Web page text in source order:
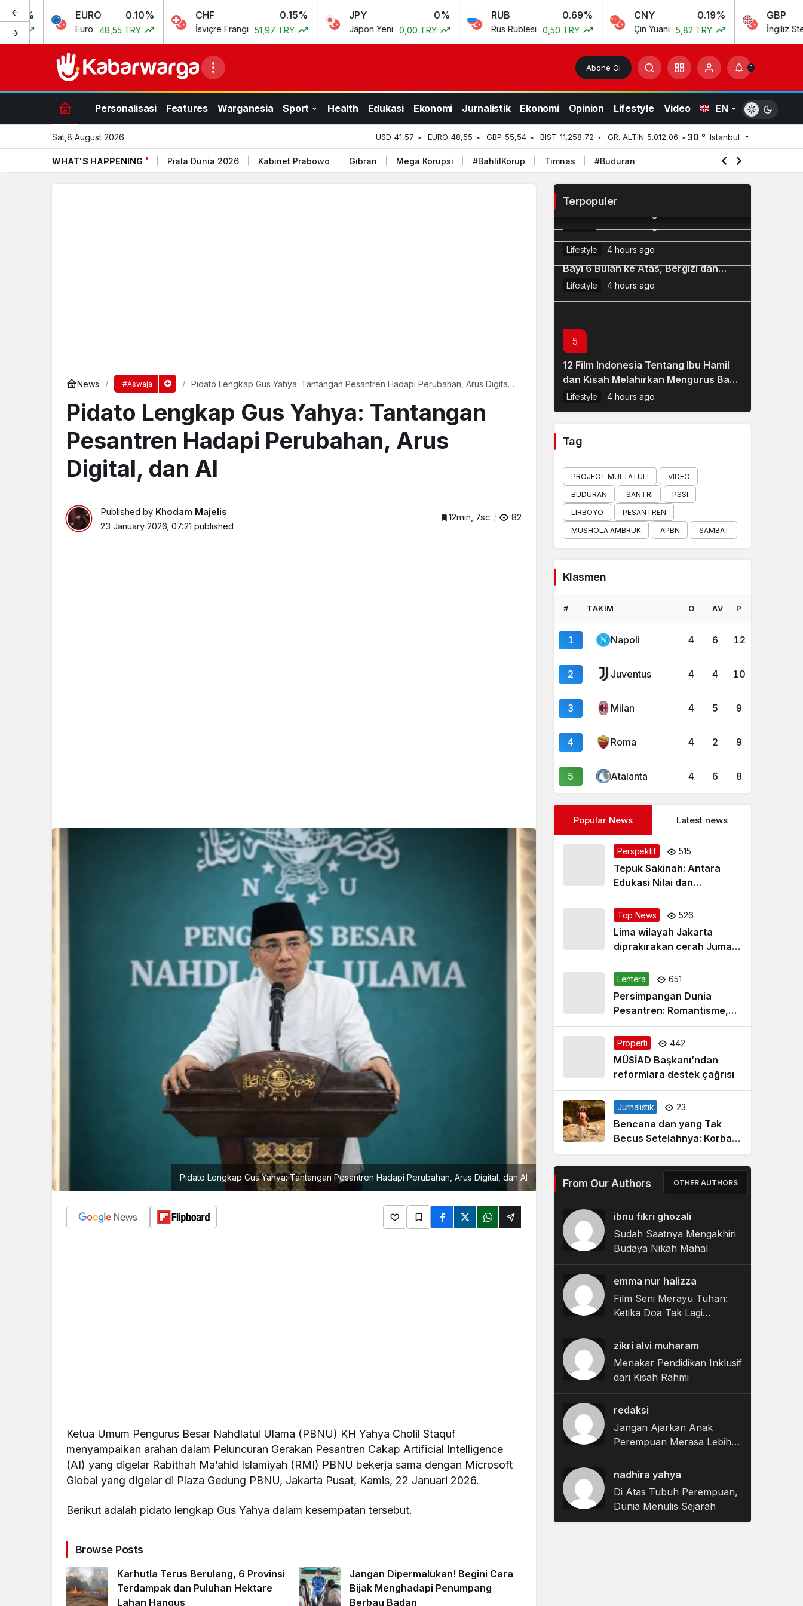
EURO 0.10%
Euro 48,55 TRY
CHF
İsviçre Frangı 51,97 TRY
JPY
Japon Yeni 0,00 TRY
RUB
Rus Rublesi 0,50 TRY
CNY 0.19%
Çin Yuanı 5,82 TRY
GBP
İngiliz Sterlini
Abone Ol 0
Personalisasi Features Warganesia Sport Health Edukasi Ekonomi Jurnalistik Ekonomi Opinion Lifestyle Video EN
Sat,8 August 2026 USD 41,57 EURO 48,55 GBP 55,54 BIST 11.258,72 GR. ALTIN 5.012,06 30 ° Istanbul
WHAT'S HAPPENING Piala Dunia 2026 Kabinet Prabowo Gibran Mega Korupsi #BahlilKorup Timnas #Buduran
News #Aswaja
Pidato Lengkap Gus Yahya: Tantangan Pesantren Hadapi Perubahan, Arus Digital,
Pidato Lengkap Gus Yahya: Tantangan
Pesantren Hadapi Perubahan, Arus
Digital, dan AI
Published by Khodam Majelis
23 January 2026, 07:21 published
12min, 7sc 82
Pidato Lengkap Gus Yahya: Tantangan Pesantren Hadapi Perubahan, Arus Digital, dan AI
Ketua Umum Pengurus Besar Nahdlatul Ulama (PBNU) KH Yahya Cholil Staquf
menyampaikan arahan dalam Peluncuran Gerakan Pesantren Cakap Artificial Intelligence
(AI) yang digelar Rabithah Ma’ahid Islamiyah (RMI) PBNU bekerja sama dengan Microsoft
Global yang digelar di Plaza Gedung PBNU, Jakarta Pusat, Kamis, 22 Januari 2026.
Berikut adalah pidato lengkap Gus Yahya dalam kesempatan tersebut.
Browse Posts
Karhutla Terus Berulang, 6 Provinsi
Terdampak dan Puluhan Hektare
Lahan Hangus
Jangan Dipermalukan! Begini Cara
Bijak Menghadapi Penumpang
Berbau Badan
Terpopuler
Pembisik Rahasia, Raja Tanpa
Mahkota
2
Agustus dan Misteri Darurat Militer
Nick Jonas Spill DM Pertama ke
Priyanka Chopra
Lifestyle 4 hours ago
7 Resep MPASI Ikan Kembung untuk
Bayi 6 Bulan ke Atas, Bergizi dan
Mudah Dibuat
Lifestyle 4 hours ago
5
12 Film Indonesia Tentang Ibu Hamil
dan Kisah Melahirkan Mengurus Bayi,
Bagus Sarat Makna
Lifestyle 4 hours ago
Tag
PROJECT MULTATULI
VIDEO
BUDURAN
SANTRI
PSSI
LIRBOYO
PESANTREN
MUSHOLA AMBRUK
APBN SAMBAT
Klasmen
# TAKIM O AV P
1 Napoli 4 6 12
2 Juventus 4 4 10
3 Milan 4 5 9
4 Roma 4 2 9
5 Atalanta 4 6 8
Popular News Latest news
Perspektif 515
Tepuk Sakinah: Antara
Edukasi Nilai dan
Simplifikasi Masalah
Top News 526
Lima wilayah Jakarta
diprakirakan cerah Jumat
pagi
Lentera 651
Persimpangan Dunia
Pesantren: Romantisme,
Realitas dan Harapan Baru
Properti 442
MÜSİAD Başkanı’ndan
reformlara destek çağrısı
Jurnalistik 23
Bencana dan yang Tak
Becus Setelahnya: Korban
Berjibaku dalam Labirin
Bantuan Pemerintah
From Our Authors OTHER AUTHORS
ibnu fikri ghozali
Sudah Saatnya Mengakhiri
Budaya Nikah Mahal
emma nur halizza
Film Seni Merayu Tuhan:
Ketika Doa Tak Lagi
Sekadar Meminta tetapi
Belajar Menerima
zikri alvi muharam
Menakar Pendidikan Inklusif
redaksi
Jangan Ajarkan Anak
Perempuan Merasa Lebih
Rendah
nadhira yahya
Di Atas Tubuh Perempuan,
Dunia Menulis Sejarah